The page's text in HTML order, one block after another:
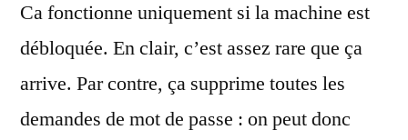
Ca fonctionne uniquement si la machine est
débloquée. En clair, c’est assez rare que ça
arrive. Par contre, ça supprime toutes les
demandes de mot de passe : on peut donc